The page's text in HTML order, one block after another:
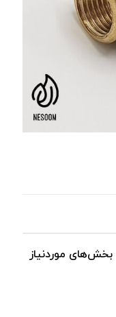
بخش‌های موردنیاز